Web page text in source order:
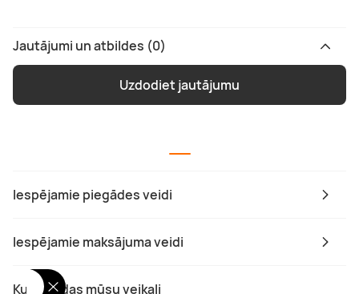
Iespējamie piegādes veidi
Iespējamie maksājuma veidi
Kur atrodas mūsu veikali
Jautājumi un atbildes (0)
Uzdodiet jautājumu